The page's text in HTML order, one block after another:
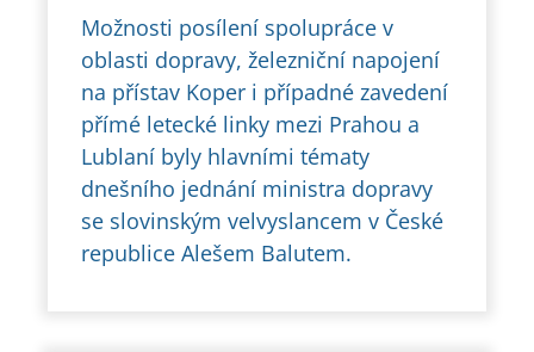
Možnosti posílení spolupráce v
oblasti dopravy, železniční napojení
na přístav Koper i případné zavedení
přímé letecké linky mezi Prahou a
Lublaní byly hlavními tématy
dnešního jednání ministra dopravy
se slovinským velvyslancem v České
republice Alešem Balutem.